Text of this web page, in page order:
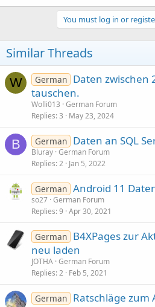
You must log in or
Similar Threads
W German Daten zwischen
tauschen.
Wolli013 German Forum
Replies 3 May 23, 2024
B German Daten an SQL
Bluray German Forum
Replies 2 Jan 5, 2022
German Android 11
so27 German Forum
Replies 9 Apr 30, 2021
German B4XPages zur
neu laden
JOTHA German Forum
Replies 2 Feb 5, 2021
German Ratschläge zum